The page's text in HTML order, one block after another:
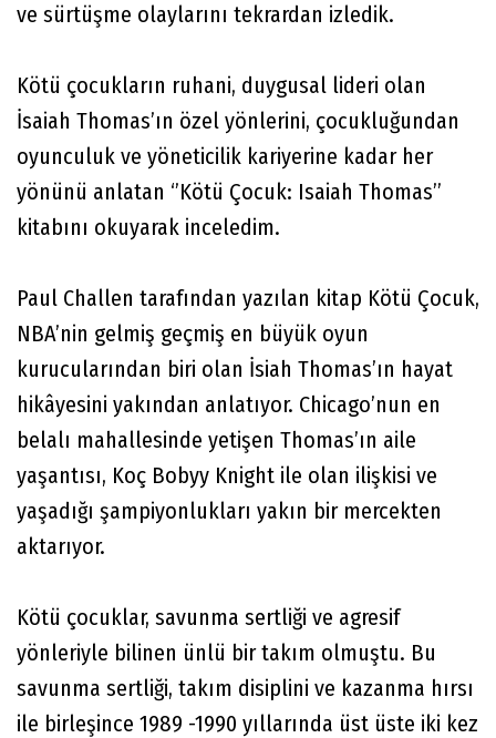
ve sürtüşme olaylarını tekrardan izledik.
Kötü çocukların ruhani, duygusal lideri olan
İsaiah Thomas’ın özel yönlerini, çocukluğundan
oyunculuk ve yöneticilik kariyerine kadar her
yönünü anlatan ‘’Kötü Çocuk: Isaiah Thomas’’
kitabını okuyarak inceledim.
Paul Challen tarafından yazılan kitap Kötü Çocuk,
NBA’nin gelmiş geçmiş en büyük oyun
kurucularından biri olan İsiah Thomas’ın hayat
hikâyesini yakından anlatıyor. Chicago’nun en
belalı mahallesinde yetişen Thomas’ın aile
yaşantısı, Koç Bobyy Knight ile olan ilişkisi ve
yaşadığı şampiyonlukları yakın bir mercekten
aktarıyor.
Kötü çocuklar, savunma sertliği ve agresif
yönleriyle bilinen ünlü bir takım olmuştu. Bu
savunma sertliği, takım disiplini ve kazanma hırsı
ile birleşince 1989 -1990 yıllarında üst üste iki kez